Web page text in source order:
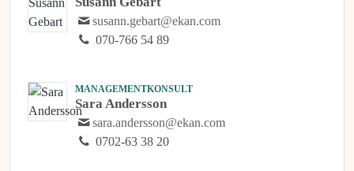
susann.gebart@ekan.com
070-766 54 89
MANAGEMENTKONSULT
Sara Andersson
sara.andersson@ekan.com
0702-63 38 20